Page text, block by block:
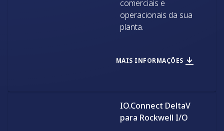
comerciais e
operacionais da sua
planta.
MAIS INFORMAÇÕES
IO.Connect DeltaV
para Rockwell I/O